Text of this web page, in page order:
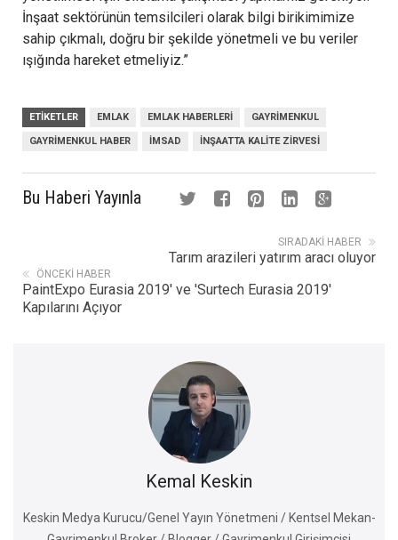
İnşaat sektörünün temsilcileri olarak bilgi birikimimize
sahip çıkmalı, doğru bir şekilde yönetmeli ve bu veriler
ışığında hareket etmeliyiz.”
ETIKETLER EMLAK EMLAK HABERLERI GAYRIMENKUL
GAYRIMENKUL HABER IMSAD INŞAATTA KALITE ZIRVESI
Bu Haberi Yayınla
SIRADAKI HABER
Tarım arazileri yatırım aracı oluyor
ÖNCEKI HABER
PaintExpo Eurasia 2019' ve 'Surtech Eurasia 2019'
Kapılarını Açıyor
Kemal Keskin
Keskin Medya Kurucu/Genel Yayın Yönetmeni / Kentsel Mekan-